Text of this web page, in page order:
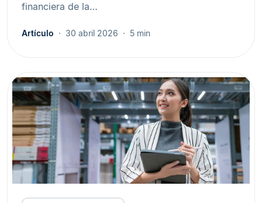
financiera de la…
Artículo 30 abril 2026 5 min